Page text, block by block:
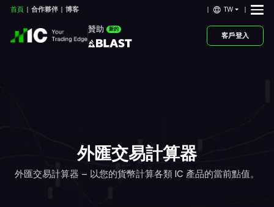
首頁 合作夥伴 博客 TW
贊助 新的
客戶登入
外匯交易計算器
外匯交易計算器 – 以您的貨幣計算各類 IC 產品的當前點值。